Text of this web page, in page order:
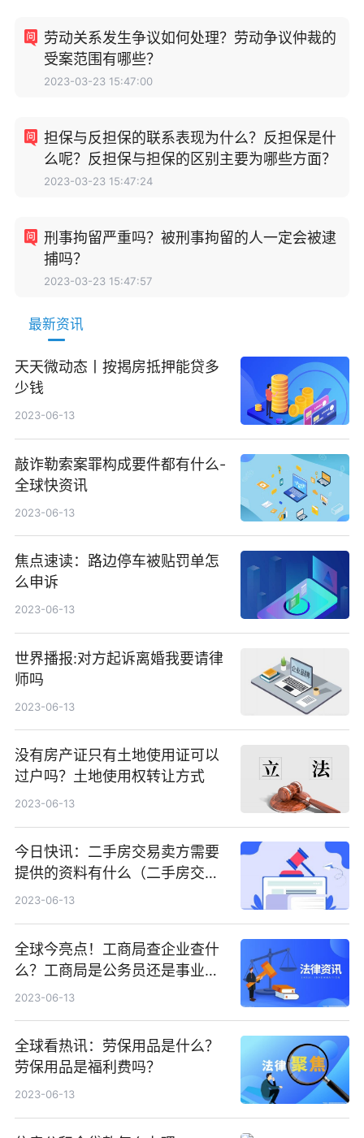
劳动关系发生争议如何处理？劳动争议仲裁的
受案范围有哪些？
2023-03-23 15:47:00
担保与反担保的联系表现为什么？反担保是什
么呢？反担保与担保的区别主要为哪些方面？
2023-03-23 15:47:24
刑事拘留严重吗？被刑事拘留的人一定会被逮
捕吗？
2023-03-23 15:47:57
最新资讯
天天微动态丨按揭房抵押能贷多
少钱
2023-06-13
敲诈勒索案罪构成要件都有什么-
全球快资讯
2023-06-13
焦点速读：路边停车被贴罚单怎
么申诉
2023-06-13
世界播报:对方起诉离婚我要请律
师吗
2023-06-13
没有房产证只有土地使用证可以
过户吗？土地使用权转让方式
2023-06-13
今日快讯：二手房交易卖方需要
提供的资料有什么（二手房交易
的过程包括什么）
2023-06-13
全球今亮点！工商局查企业查什
么？工商局是公务员还是事业单
位？
2023-06-13
全球看热讯：劳保用品是什么？
劳保用品是福利费吗？
2023-06-13